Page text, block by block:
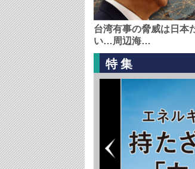
台湾有事の脅威は日本
い…周辺海…
特集